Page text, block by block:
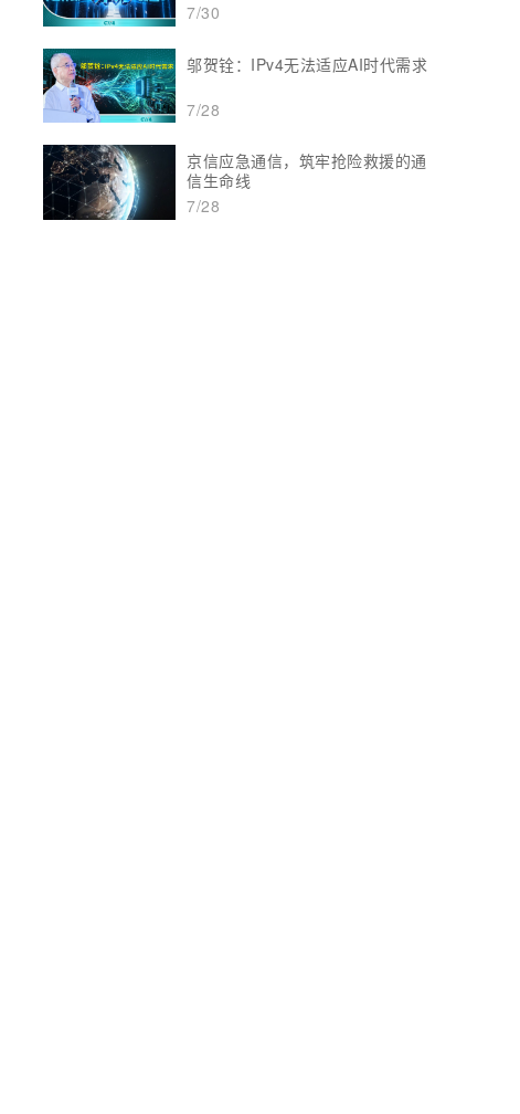
7/30
邬贺铨：IPv4无法适应AI时代需求
7/28
京信应急通信，筑牢抢险救援的通
信生命线
7/28